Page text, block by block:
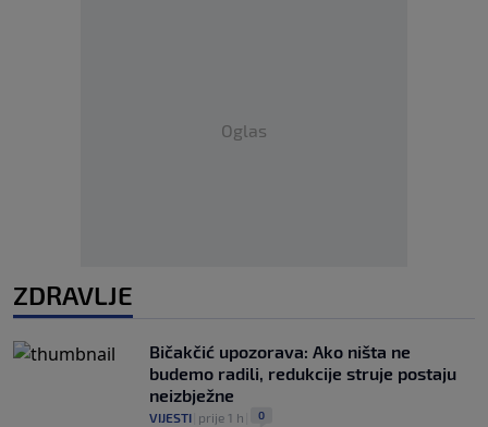
Oglas
ZDRAVLJE
Bičakčić upozorava: Ako ništa ne
budemo radili, redukcije struje postaju
neizbježne
VIJESTI prije 1 h 0